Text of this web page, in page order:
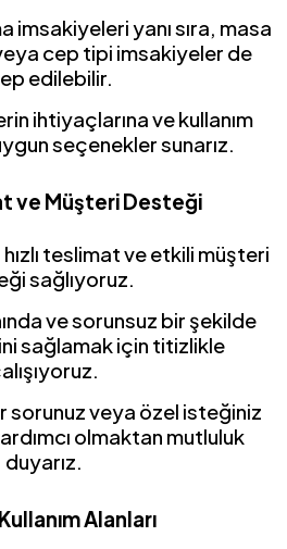
imsakiyeleri yanı sıra, masa
cep tipi imsakiyeler de
edilebilir.
ihtiyaçlarına ve kullanım
seçenekler sunarız.
ve Müşteri Desteği
teslimat ve etkili müşteri
sağlıyoruz.
ve sorunsuz bir şekilde
sağlamak için titizlikle
sorunuz veya özel isteğiniz
olmaktan mutluluk
duyarız.
Alanları